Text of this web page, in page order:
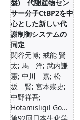
盤) 代謝産物セン
サー分子CtBP2を中
心とした新しい代
謝制御システムの
同定
関谷元博; 戒能 賢
太; 馬 洋; 武内謙
憲; 中川 嘉; 松
坂 賢; 宮本崇史;
中野祥吾;
Hotamisligil Go...